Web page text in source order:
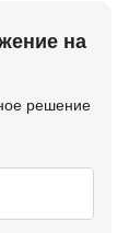
на
решение